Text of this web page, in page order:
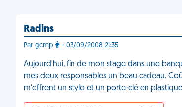
Radins
Par gcmp - 03/09/2008 21:35
Aujourd'hui, fin de mon stage dans une
mes deux responsables un beau cadeau.
m'offrent un stylo et un porte-clé en